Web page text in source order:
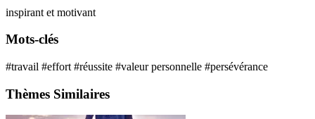
inspirant et motivant
Mots-clés
#travail #effort #réussite #valeur personnelle #persévérance
Thèmes Similaires